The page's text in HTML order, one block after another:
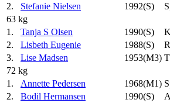
2.
Stefanie Nielsen 1992(S)
63 kg
1.
Tanja S Olsen 1990(S)
2.
Lisbeth Eugenie 1988(S)
3.
Lise Madsen 1953(M3)
72 kg
1.
Annette Pedersen 1968(M1)
2.
Bodil Hermansen 1990(S)